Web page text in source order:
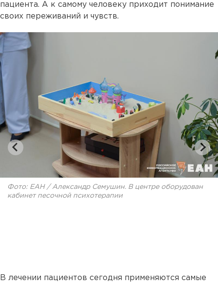
пациента. А к самому человеку приходит понимание
своих переживаний и чувств.
Фото: ЕАН / Александр Семушин. В центре оборудован
кабинет песочной психотерапии
В лечении пациентов сегодня применяются самые